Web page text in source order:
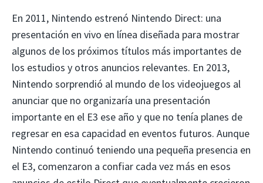
En 2011, Nintendo estrenó Nintendo Direct: una
presentación en vivo en línea diseñada para mostrar
algunos de los próximos títulos más importantes de
los estudios y otros anuncios relevantes. En 2013,
Nintendo sorprendió al mundo de los videojuegos al
anunciar que no organizaría una presentación
importante en el E3 ese año y que no tenía planes de
regresar en esa capacidad en eventos futuros. Aunque
Nintendo continuó teniendo una pequeña presencia en
el E3, comenzaron a confiar cada vez más en esos